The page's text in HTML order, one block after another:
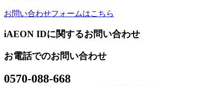
お問い合わせフォームはこちら
iAEON IDに関するお問い合わせ
お電話でのお問い合わせ
0570-088-668